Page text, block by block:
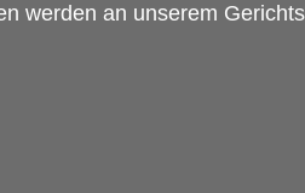
werden an unserem